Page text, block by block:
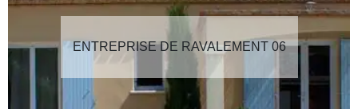
ENTREPRISE DE RAVALEMENT 06